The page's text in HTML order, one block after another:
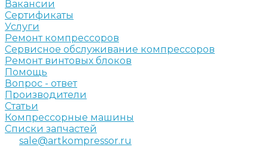
Вакансии
Сертификаты
Услуги
Ремонт компрессоров
Сервисное обслуживание компрессоров
Ремонт винтовых блоков
Помощь
Вопрос - ответ
Производители
Статьи
Компрессорные машины
Списки запчастей
sale@artkompressor.ru